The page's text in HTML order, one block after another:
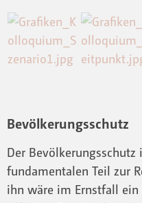
Bevölkerungsschutz
Der
fundamentalen Teil zur
ihn wäre im Ernstfall